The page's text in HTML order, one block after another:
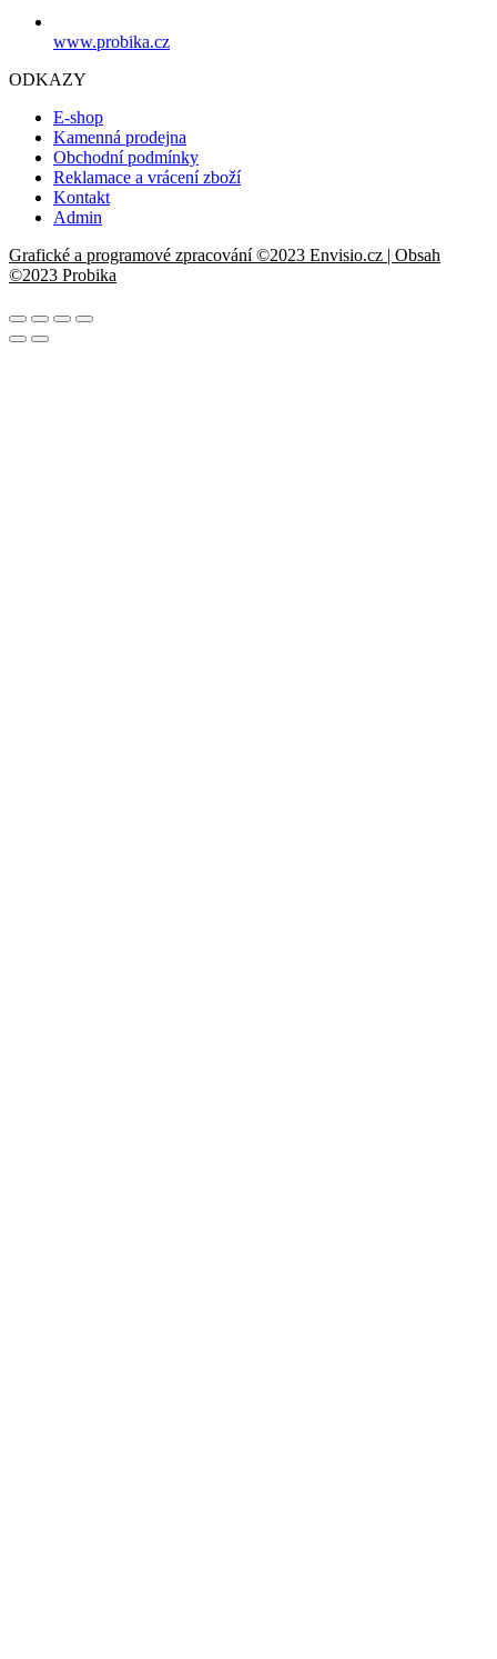
www.probika.cz
ODKAZY
E-shop
Kamenná prodejna
Obchodní podmínky
Reklamace a vrácení zboží
Kontakt
Admin
Grafické a programové zpracování ©2023 Envisio.cz | Obsah
©2023 Probika